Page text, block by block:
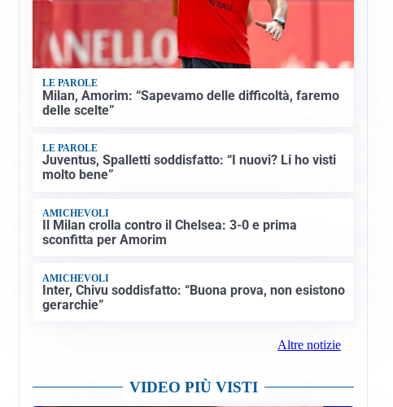
LE PAROLE
Milan, Amorim: “Sapevamo delle difficoltà, faremo
delle scelte”
LE PAROLE
Juventus, Spalletti soddisfatto: “I nuovi? Li ho visti
molto bene”
AMICHEVOLI
Il Milan crolla contro il Chelsea: 3-0 e prima
sconfitta per Amorim
AMICHEVOLI
Inter, Chivu soddisfatto: “Buona prova, non esistono
gerarchie”
Altre notizie
VIDEO PIÙ VISTI